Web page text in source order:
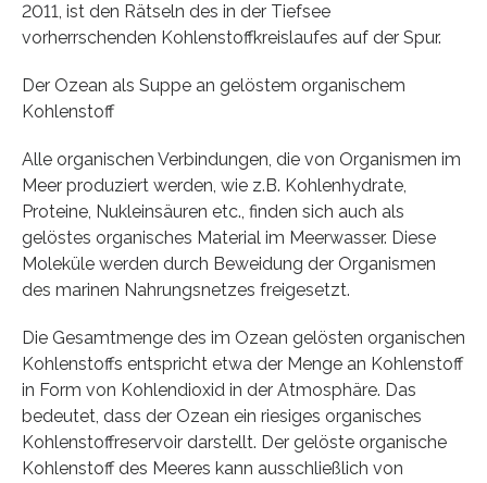
2011, ist den Rätseln des in der Tiefsee
vorherrschenden Kohlenstoffkreislaufes auf der Spur.
Der Ozean als Suppe an gelöstem organischem
Kohlenstoff
Alle organischen Verbindungen, die von Organismen im
Meer produziert werden, wie z.B. Kohlenhydrate,
Proteine, Nukleinsäuren etc., finden sich auch als
gelöstes organisches Material im Meerwasser. Diese
Moleküle werden durch Beweidung der Organismen
des marinen Nahrungsnetzes freigesetzt.
Die Gesamtmenge des im Ozean gelösten organischen
Kohlenstoffs entspricht etwa der Menge an Kohlenstoff
in Form von Kohlendioxid in der Atmosphäre. Das
bedeutet, dass der Ozean ein riesiges organisches
Kohlenstoffreservoir darstellt. Der gelöste organische
Kohlenstoff des Meeres kann ausschließlich von